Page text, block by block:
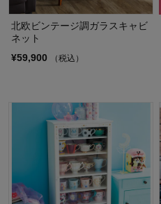
北欧ビンテージ調ガラスキャビ
ネット
¥59,900
（税込）